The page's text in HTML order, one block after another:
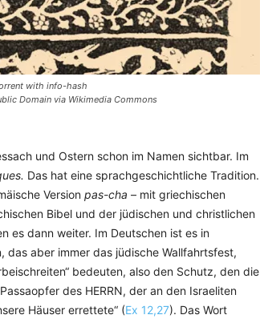
with info-hash
Domain via Wikimedia Commons
und Ostern schon im Namen sichtbar. Im
Das hat eine sprachgeschichtliche Tradition.
Version pas-cha – mit griechischen
Bibel und der jüdischen und christlichen
es dann weiter. Im Deutschen ist es in
das aber immer das jüdische Wallfahrtsfest,
bedeuten, also den Schutz, den die
des HERRN, der an den Israeliten
Häuser errettete“ (Ex 12,27). Das Wort